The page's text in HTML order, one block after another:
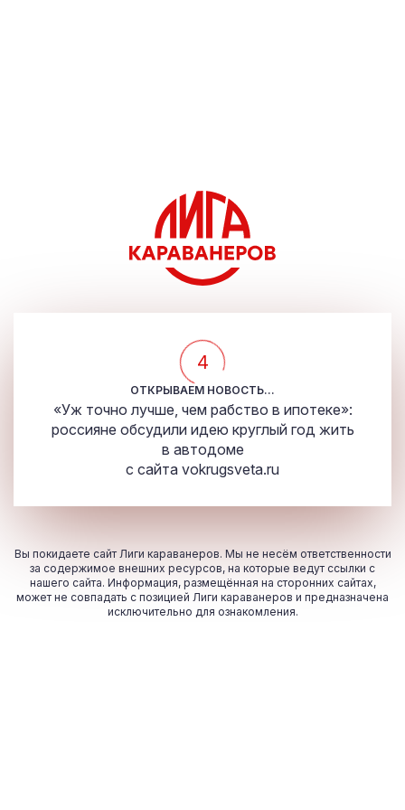
4
ОТКРЫВАЕМ НОВОСТЬ...
«Уж точно лучше, чем рабство в ипотеке»:
россияне обсудили идею круглый год жить
в автодоме
с сайта vokrugsveta.ru
Вы покидаете сайт Лиги караванеров. Мы не несём ответственности
за содержимое внешних ресурсов, на которые ведут ссылки с
нашего сайта. Информация, размещённая на сторонних сайтах,
может не совпадать с позицией Лиги караванеров и предназначена
исключительно для ознакомления.